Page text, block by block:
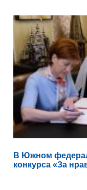
В Южном
конкурса «За